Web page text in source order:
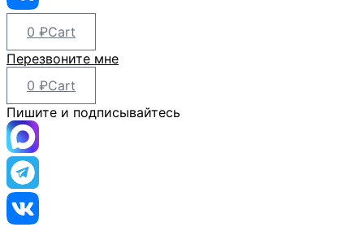
0 ₽Cart
Перезвоните мне
0 ₽Cart
Пишите и подписывайтесь